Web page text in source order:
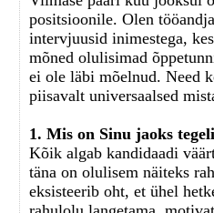
positsioonile. Olen
intervjuusid inimestega,
mõned olulisimad
ei ole läbi mõelnud. Need
piisavalt universaalsed
1. Mis on Sinu jaoks
Kõik algab kandidaadi
täna on olulisem näiteks
eksisteerib oht, et ühel